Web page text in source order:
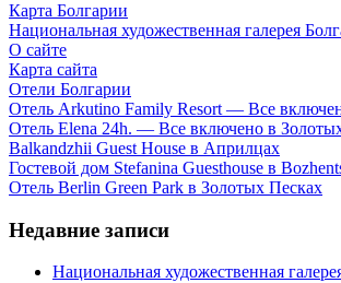
Карта Болгарии
Национальная художественная галерея
О сайте
Карта сайта
Отели Болгарии
Отель Arkutino Family Resort — Все
Отель Elena 24h. — Все включено в
Balkandzhii Guest House в Априлцах
Гостевой дом Stefanina Guesthouse в
Отель Berlin Green Park в Золотых Песках
Недавние записи
Национальная художественная